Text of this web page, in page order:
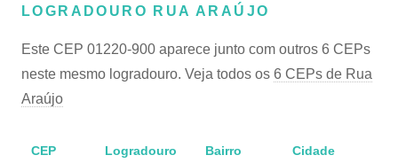
LOGRADOURO RUA ARAÚJO
Este CEP 01220-900 aparece junto com outros 6 CEPs
neste mesmo logradouro. Veja todos os 6 CEPs de Rua
Araújo
CEP Logradouro Bairro Cidade